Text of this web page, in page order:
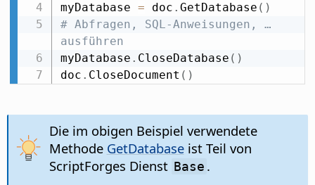
myDatabase = doc . GetDatabase ( )
# Abfragen, SQL-Anweisungen, …
ausführen
myDatabase . CloseDatabase ( )
doc . CloseDocument ( )
Die im obigen Beispiel verwendete
Methode GetDatabaseist Teil von
ScriptForges Dienst Base .